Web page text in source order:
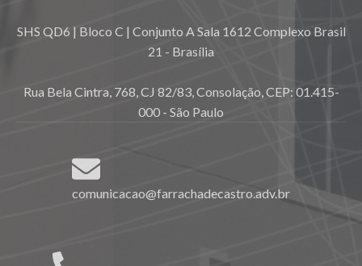
SHS QD6 | Bloco C | Conjunto A Sala 1612 Complexo Brasil
21 - Brasília
Rua Bela Cintra, 768, CJ 82/83, Consolação, CEP: 01.415-
000 - São Paulo
comunicacao@farrachadecastro.adv.br